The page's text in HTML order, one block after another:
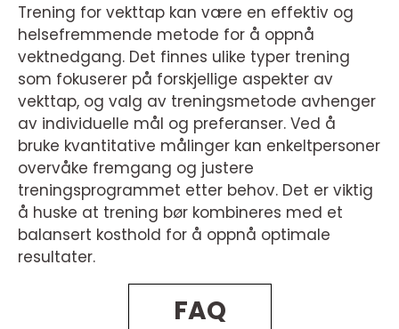
Trening for vekttap kan være en effektiv og
helsefremmende metode for å oppnå
vektnedgang. Det finnes ulike typer trening
som fokuserer på forskjellige aspekter av
vekttap, og valg av treningsmetode avhenger
av individuelle mål og preferanser. Ved å
bruke kvantitative målinger kan enkeltpersoner
overvåke fremgang og justere
treningsprogrammet etter behov. Det er viktig
å huske at trening bør kombineres med et
balansert kosthold for å oppnå optimale
resultater.
FAQ